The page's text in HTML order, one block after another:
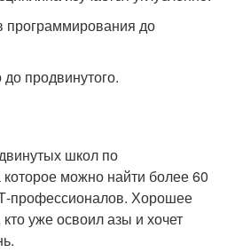
программирования до
продвинутого.
школ по
можно найти более 60
профессионалов. Хорошее
уже освоил азы и хочет